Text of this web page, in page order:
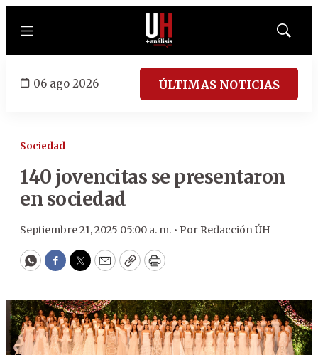
Menú
Mostrar
06 ago 2026 ÚLTIMAS NOTICIAS
Sociedad
140 jovencitas se presentaron
en sociedad
Septiembre 21, 2025 05:00 a. m. • Por Redacción ÚH
WhatsApp
Facebook
Twitter
EmailCopyPrint